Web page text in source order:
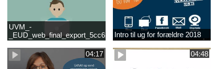
UVM_-
Intro til ug for forældre 2018
04:17 04:48